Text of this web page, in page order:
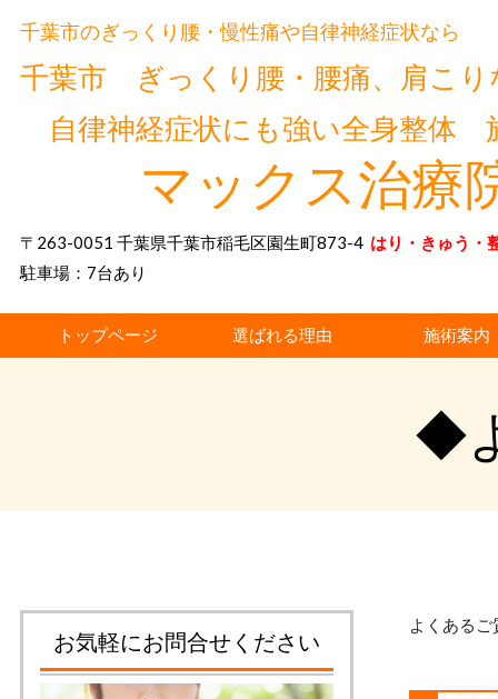
千葉市のぎっくり腰・慢性痛や自律神経症状なら
千葉市 ぎっくり腰・腰痛、肩こり
自律神経症状にも強い全身整体
マックス治療
〒263-0051 千葉県千葉市稲毛区園生町873-4 はり・きゅう・
駐車場：7台あり
トップページ 選ばれる理由 施術案内
◆
よくある
お気軽にお問合せください